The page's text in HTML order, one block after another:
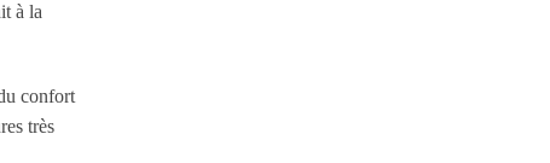
à la
confort
très